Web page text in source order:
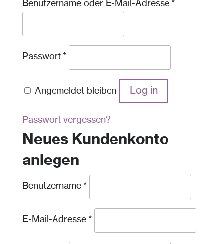
Benutzername oder E-Mail-Adresse *Required
Passwort *Required
Angemeldet bleiben Log in
Passwort vergessen?
Neues Kundenkonto
anlegen
Benutzername *Required
E-Mail-Adresse *Required